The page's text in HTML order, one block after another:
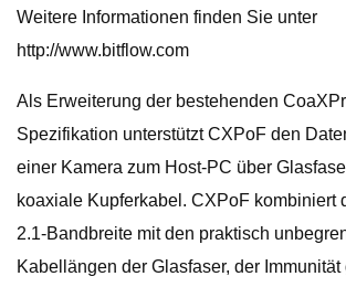
Weitere Informationen finden Sie unter
http://www.bitflow.com
Als Erweiterung der bestehenden
Spezifikation unterstützt CXPoF den
einer Kamera zum Host-PC über
koaxiale Kupferkabel. CXPoF kombiniert
2.1-Bandbreite mit den praktisch
Kabellängen der Glasfaser, der